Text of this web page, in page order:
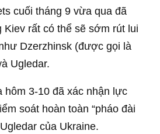
cuối tháng 9 vừa qua đã
rất có thể sẽ sớm rút lui
Dzerzhinsk (được gọi là
Ugledar.
hôm 3-10 đã xác nhận lực
soát hoàn toàn “pháo đài
của Ukraine.